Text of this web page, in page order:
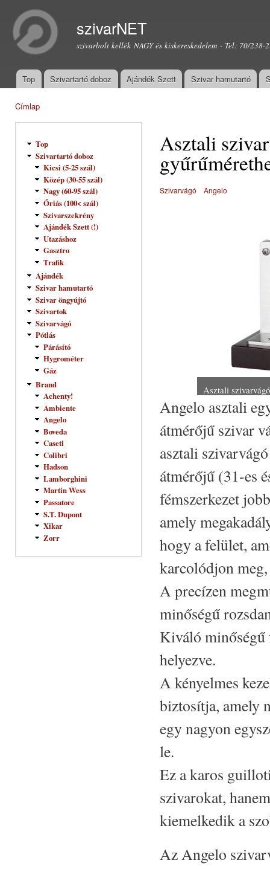
szivarNET
szivarbolt kellék NAGY és kiskereskedelem - Tel: 70/238-
Főmenü
Top Szivartartó doboz Ajándék Szett Szivar hamutartó
Címlap
Top
Szivartartó doboz
Kicsi (5-25 szál)
Közép (30-55 szál)
Nagy (60-95 szál)
Óriás (100< szál)
Szivarszekrény
Ajándék Szett (!)
Utazáshoz
Gasztro
Trafik
Ajándék
Szivar hamutartó
Szivar öngyújtó
Szivartok
Szivarvágó
Pótlás
Párásító
Hygrométer
Gáz
Brand
Achenty!
Ambiente
Angelo
Boveda
Caseti
Colibri
Hadson
Lamborghini
Martin Wess
Passatore
S.T. Dupont
Xikar
Zorr
Asztali
Szivarvágó Angelo
Asztali
Angelo asztali
átmérőjű szivar
asztali
átmérőjű (31-es
fémszerkezet
amely
hogy a felület,
karcolódjon
A precízen
minőségű
Kiváló minőségű
helyezve.
A kényelmes
biztosítja, amely
egy nagyon
le.
Ez a karos
szivarokat,
kiemelkedik a
Az Angelo